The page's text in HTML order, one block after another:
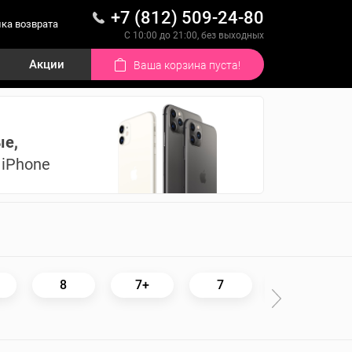
возврата +7 (812) 509-24-80
С 10:00 до 21:00, без выходных
Акции Ваша корзина пуста!
8 7+ 7